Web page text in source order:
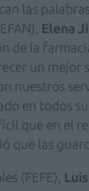
las
Elena
de la
un mejor
nuestros
en todos
que en el
que las
(FEFE),